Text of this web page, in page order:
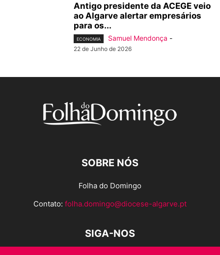
Antigo presidente da ACEGE veio
ao Algarve alertar empresários
para os...
ECONOMIA Samuel Mendonça -
22 de Junho de 2026
SOBRE NÓS
Folha do Domingo
Contato: folha.domingo@diocese-algarve.pt
SIGA-NOS